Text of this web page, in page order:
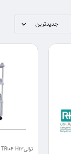
ترالیTR104 H13 کوچک اکونومی